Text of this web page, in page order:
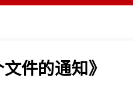
件的通知》